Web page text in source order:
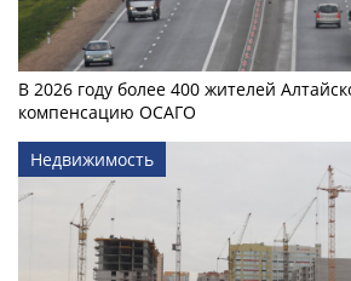
В 2026 году более 400 жителей
компенсацию ОСАГО
Недвижимость